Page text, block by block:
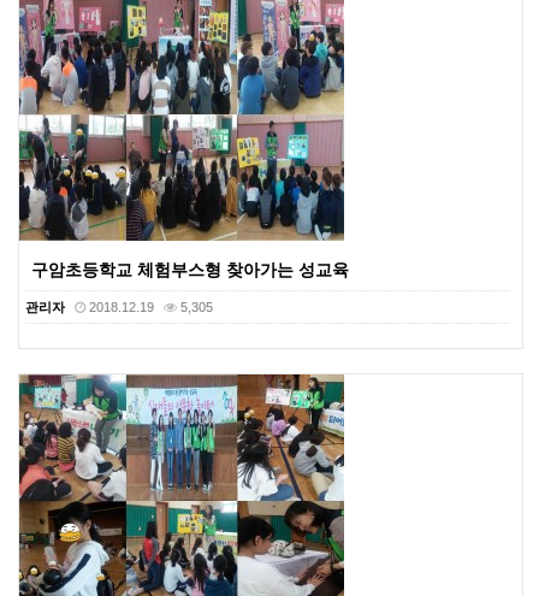
구암초등학교 체험부스형 찾아가는 성교육
관리자 2018.12.19 5,305